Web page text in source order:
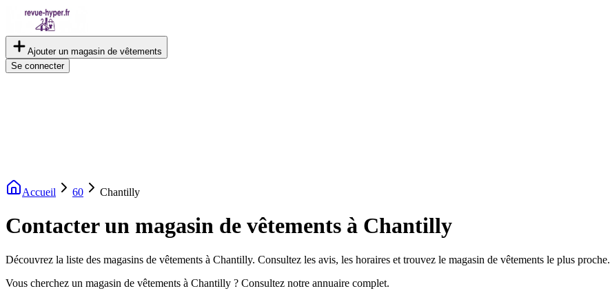
Ajouter un magasin de vêtements
Se connecter
Accueil 60 Chantilly
Contacter un magasin de vêtements à Chantilly
Découvrez la liste des magasins de vêtements à Chantilly. Consultez les avis, les horaires et trouvez le magasin de vêtements le plus proche.
Vous cherchez un magasin de vêtements à Chantilly ? Consultez notre annuaire complet.